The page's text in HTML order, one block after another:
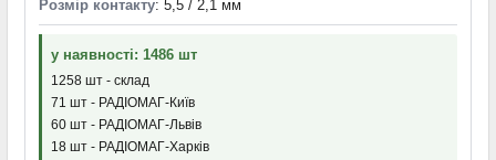
Розмір контакту: 5,5 / 2,1 мм
у наявності: 1486 шт
1258 шт - склад
71 шт - РАДІОМАГ-Київ
60 шт - РАДІОМАГ-Львів
18 шт - РАДІОМАГ-Харків